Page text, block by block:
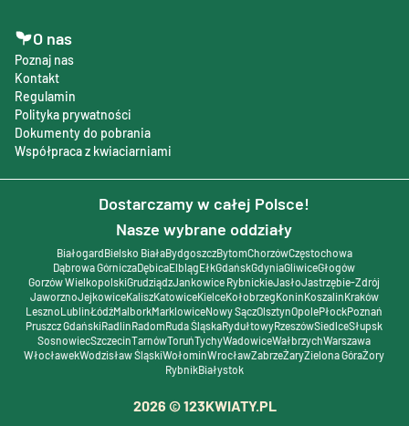
O nas
Poznaj nas
Kontakt
Regulamin
Polityka prywatności
Dokumenty do pobrania
Współpraca z kwiaciarniami
Dostarczamy w całej Polsce!
Nasze wybrane oddziały
BiałogardBielsko BiałaBydgoszczBytomChorzówCzęstochowa
Dąbrowa GórniczaDębicaElblągEłkGdańskGdyniaGliwiceGłogów
Gorzów WielkopolskiGrudziądzJankowice RybnickieJasłoJastrzębie-Zdrój
JaworznoJejkowiceKaliszKatowiceKielceKołobrzegKoninKoszalinKraków
LesznoLublinŁódźMalborkMarklowiceNowy SączOlsztynOpolePłockPoznań
Pruszcz GdańskiRadlinRadomRuda ŚląskaRydułtowyRzeszówSiedlceSłupsk
SosnowiecSzczecinTarnówToruńTychyWadowiceWałbrzychWarszawa
WłocławekWodzisław ŚląskiWołominWrocławZabrzeŻaryZielona GóraŻory
RybnikBiałystok
2026 © 123KWIATY.PL